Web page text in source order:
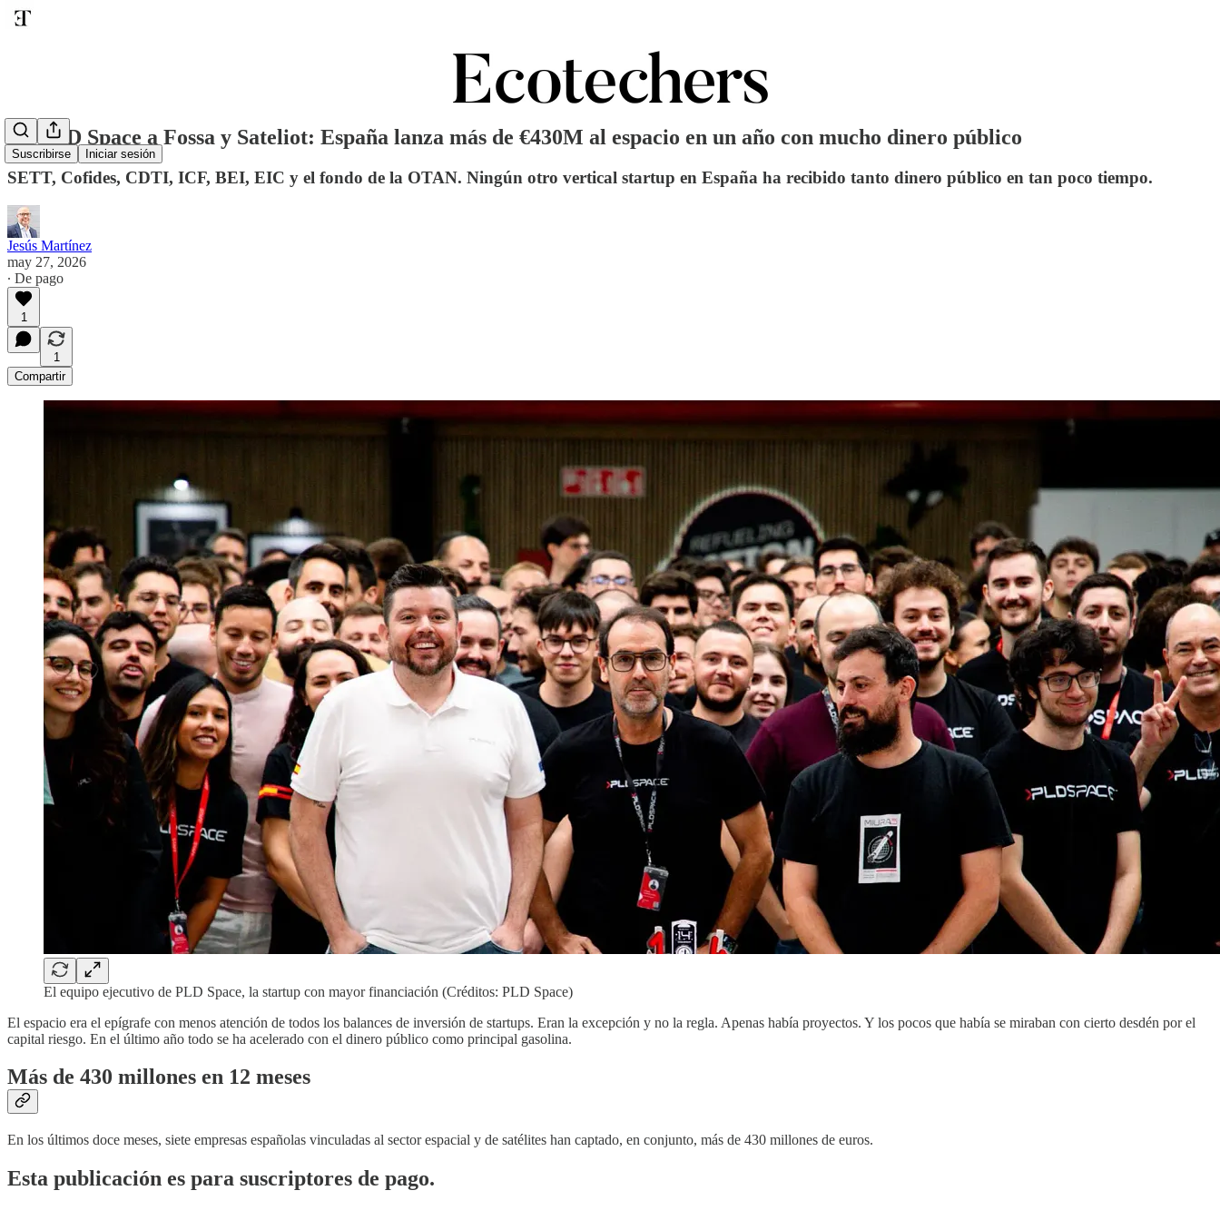
Suscribirse Iniciar sesión
De PLD Space a Fossa y Sateliot: España lanza más de €430M al espacio en un año con mucho dinero público
SETT, Cofides, CDTI, ICF, BEI, EIC y el fondo de la OTAN. Ningún otro vertical startup en España ha recibido tanto dinero público en tan poco tiempo.
Jesús Martínez
may 27, 2026
∙ De pago
1
1
Compartir
El equipo ejecutivo de PLD Space, la startup con mayor financiación (Créditos: PLD Space)
El espacio era el epígrafe con menos atención de todos los balances de inversión de startups. Eran la excepción y no la regla. Apenas había proyectos. Y los pocos que había se miraban con cierto desdén por el
capital riesgo. En el último año todo se ha acelerado con el dinero público como principal gasolina.
Más de 430 millones en 12 meses
En los últimos doce meses, siete empresas españolas vinculadas al sector espacial y de satélites han captado, en conjunto, más de 430 millones de euros.
Esta publicación es para suscriptores de pago.